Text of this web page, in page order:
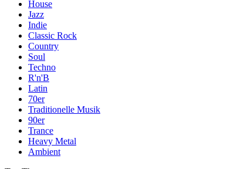
House
Jazz
Indie
Classic Rock
Country
Soul
Techno
R'n'B
Latin
70er
Traditionelle Musik
90er
Trance
Heavy Metal
Ambient